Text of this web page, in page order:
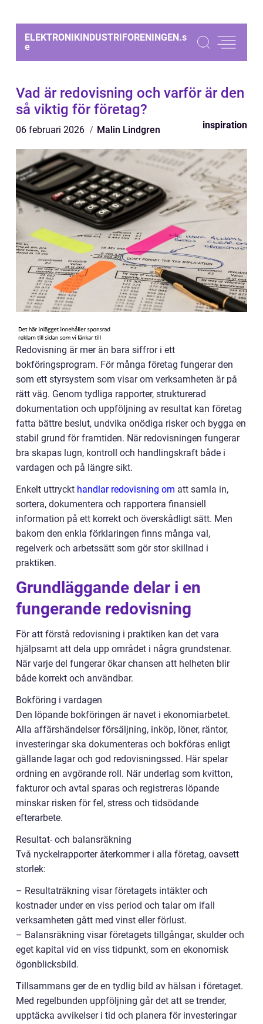
ELEKTRONIKINDUSTRIFORENINGEN.s
e
Vad är redovisning och varför är den
så viktig för företag?
06 februari 2026 Malin Lindgren inspiration
Redovisning är mer än bara siffror i ett
bokföringsprogram. För många företag fungerar den
som ett styrsystem som visar om verksamheten är på
rätt väg. Genom tydliga rapporter, strukturerad
dokumentation och uppföljning av resultat kan företag
fatta bättre beslut, undvika onödiga risker och bygga en
stabil grund för framtiden. När redovisningen fungerar
bra skapas lugn, kontroll och handlingskraft både i
vardagen och på längre sikt.
Enkelt uttryckt handlar redovisning om att samla in,
sortera, dokumentera och rapportera finansiell
information på ett korrekt och överskådligt sätt. Men
bakom den enkla förklaringen finns många val,
regelverk och arbetssätt som gör stor skillnad i
praktiken.
Grundläggande delar i en
fungerande redovisning
För att förstå redovisning i praktiken kan det vara
hjälpsamt att dela upp området i några grundstenar.
När varje del fungerar ökar chansen att helheten blir
både korrekt och användbar.
Bokföring i vardagen
Den löpande bokföringen är navet i ekonomiarbetet.
Alla affärshändelser försäljning, inköp, löner, räntor,
investeringar ska dokumenteras och bokföras enligt
gällande lagar och god redovisningssed. Här spelar
ordning en avgörande roll. När underlag som kvitton,
fakturor och avtal sparas och registreras löpande
minskar risken för fel, stress och tidsödande
efterarbete.
Resultat- och balansräkning
Två nyckelrapporter återkommer i alla företag, oavsett
storlek:
– Resultaträkning visar företagets intäkter och
kostnader under en viss period och talar om ifall
verksamheten gått med vinst eller förlust.
– Balansräkning visar företagets tillgångar, skulder och
eget kapital vid en viss tidpunkt, som en ekonomisk
ögonblicksbild.
Tillsammans ger de en tydlig bild av hälsan i företaget.
Med regelbunden uppföljning går det att se trender,
upptäcka avvikelser i tid och planera för investeringar